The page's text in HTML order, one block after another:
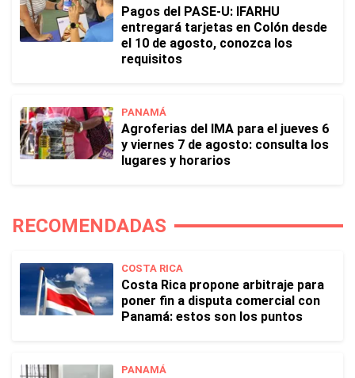
Pagos del PASE-U: IFARHU
entregará tarjetas en Colón desde
el 10 de agosto, conozca los
requisitos
PANAMÁ
Agroferias del IMA para el jueves 6
y viernes 7 de agosto: consulta los
lugares y horarios
RECOMENDADAS
COSTA RICA
Costa Rica propone arbitraje para
poner fin a disputa comercial con
Panamá: estos son los puntos
PANAMÁ